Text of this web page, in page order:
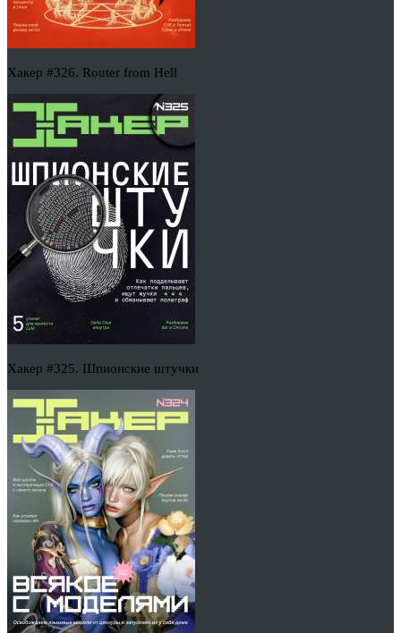
Хакер #326. Router from Hell
Хакер #325. Шпионские штучки